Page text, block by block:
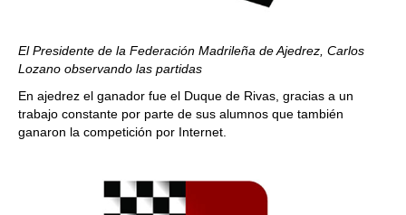
El Presidente de la Federación Madrileña de Ajedrez, Carlos
Lozano observando las partidas
En ajedrez el ganador fue el Duque de Rivas, gracias a un
trabajo constante por parte de sus alumnos que también
ganaron la competición por Internet.